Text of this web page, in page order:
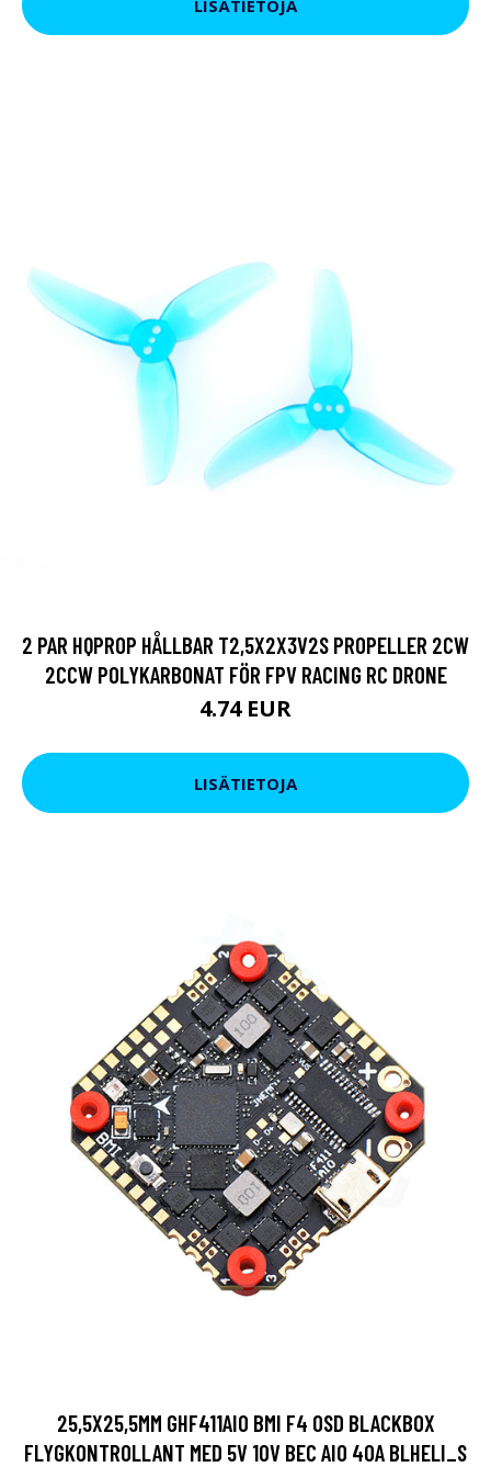
LISÄTIETOJA
2 PAR HQPROP HÅLLBAR T2,5X2X3V2S PROPELLER 2CW
2CCW POLYKARBONAT FÖR FPV RACING RC DRONE
4.74 EUR
LISÄTIETOJA
25,5X25,5MM GHF411AIO BMI F4 OSD BLACKBOX
FLYGKONTROLLANT MED 5V 10V BEC AIO 40A BLHELI_S